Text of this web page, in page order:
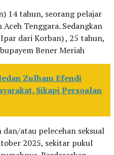
14 tahun, seorang pelajar
Tenggara. Sedangkan
dari Korban) , 25 tahun,
Bener Meriah
Zulham Efendi
Sikapi Persoalan
atau pelecehan seksual
2025, sekitar pukul